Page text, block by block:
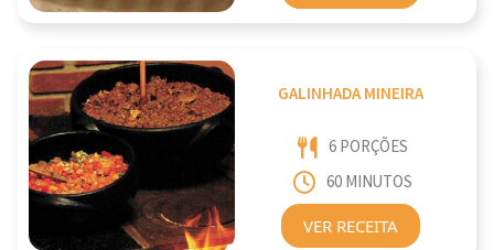
GALINHADA MINEIRA
6 PORÇÕES
60 MINUTOS
VER RECEITA